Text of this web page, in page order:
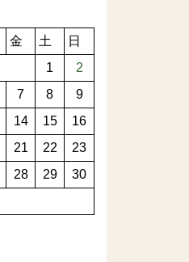
金 土
日
1
2
7 8
9
14 15
16
21 22
23
28 29
30